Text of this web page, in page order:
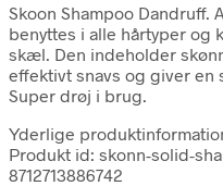
Skoon Shampoo Dandruff.
benyttes i alle hårtyper og
skæl. Den indeholder
effektivt snavs og giver en
Super drøj i brug.
Yderlige
Produkt id: skonn-solid-
8712713886742